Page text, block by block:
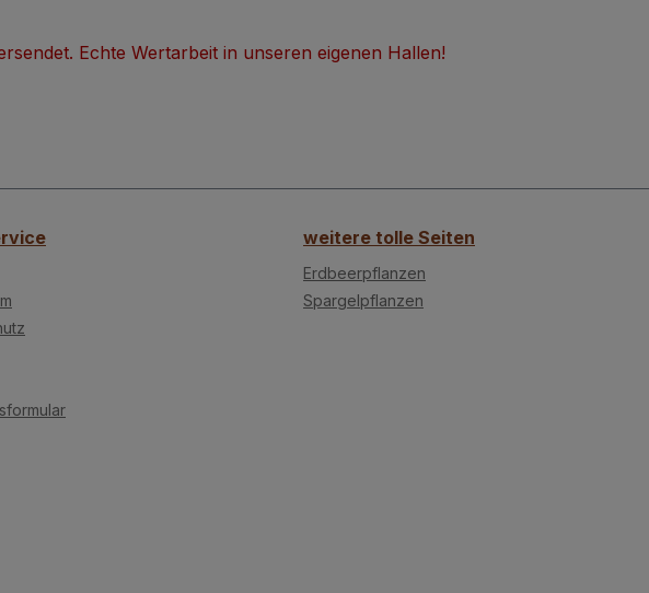
Echte Wertarbeit in unseren eigenen Hallen!
weitere tolle Seiten
Erdbeerpflanzen
Spargelpflanzen